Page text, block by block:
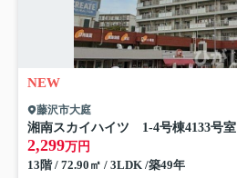
NEW
藤沢市大庭
湘南スカイハイツ 1-4号棟4133号室
2,299万円
13階 / 72.90㎡ / 3LDK /築49年